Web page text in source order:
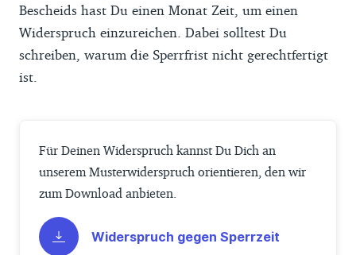
Bescheids hast Du einen Monat Zeit, um einen
Widerspruch einzureichen. Dabei solltest Du
schreiben, warum die Sperrfrist nicht gerechtfertigt
ist.
Für Deinen Widerspruch kannst Du Dich an
unserem Musterwiderspruch orientieren, den wir
zum Download anbieten.
Widerspruch gegen Sperrzeit